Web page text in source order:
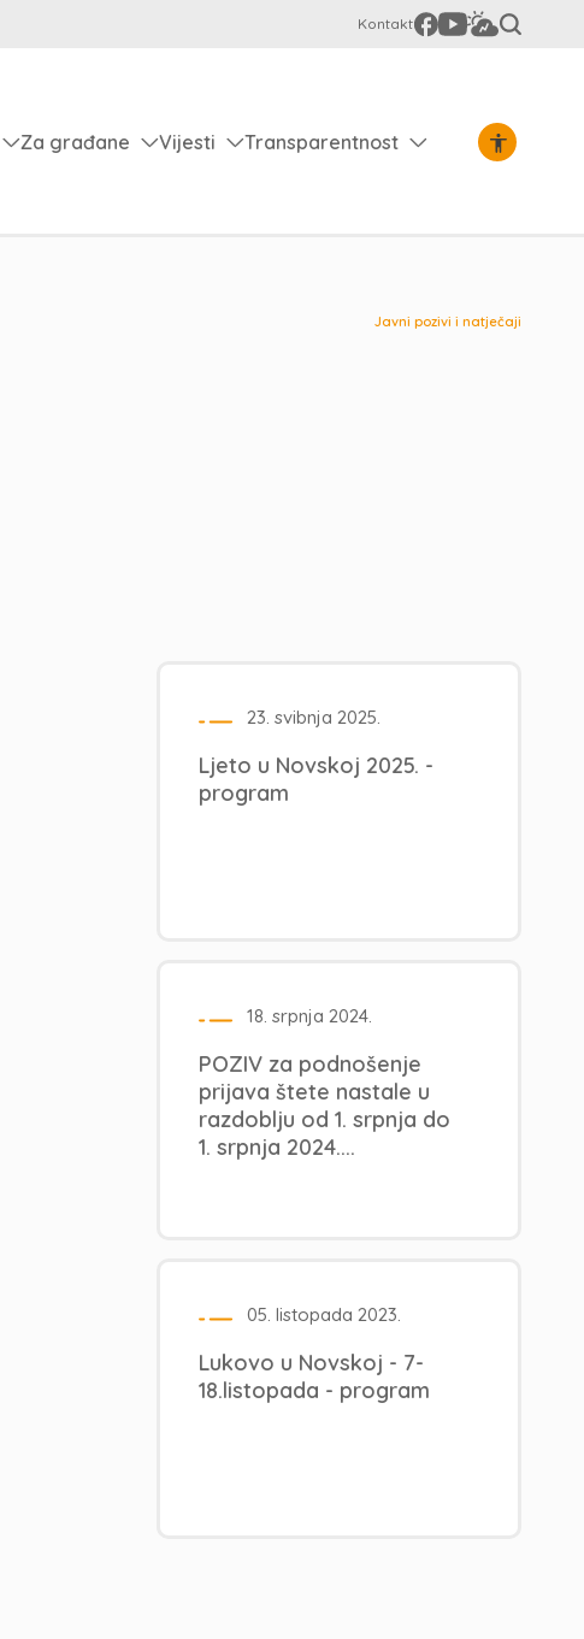
Kontakt
Za građane Vijesti Transparentnost
Javni pozivi i natječaji
23. svibnja 2025.
Ljeto u Novskoj 2025. -
program
18. srpnja 2024.
POZIV za podnošenje
prijava štete nastale u
razdoblju od 1. srpnja do
1. srpnja 2024....
05. listopada 2023.
Lukovo u Novskoj - 7-
18.listopada - program